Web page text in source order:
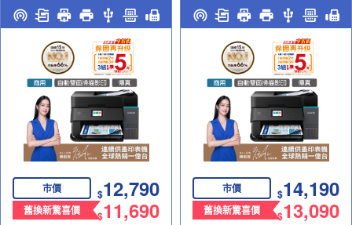
供墨印表機｜商務多工神助
力
市價 $12,790
舊換新驚喜價 $11,690
供墨印表機｜商務多工神助
力
市價 $14,190
舊換新驚喜價 $13,090